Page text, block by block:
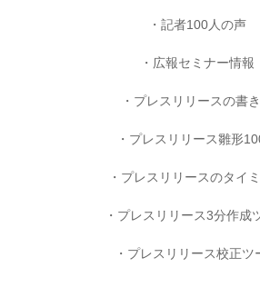
記者100人の声
広報セミナー情報
プレスリリースの書
プレスリリース雛形
プレスリリースのタイ
プレスリリース3分作成
プレスリリース校正ツ